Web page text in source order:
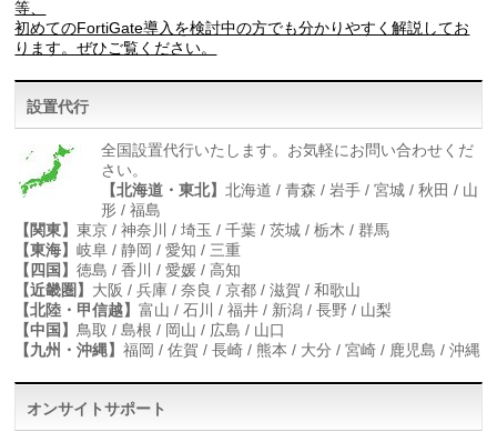
等、
初めてのFortiGate導入を検討中の方でも分かりやすく解説してお
ります。ぜひご覧ください。
設置代行
全国設置代行いたします。お気軽にお問い合わせくだ
さい。
【北海道・東北】北海道 / 青森 / 岩手 / 宮城 / 秋田 / 山
形 / 福島
【関東】東京 / 神奈川 / 埼玉 / 千葉 / 茨城 / 栃木 / 群馬
【東海】岐阜 / 静岡 / 愛知 / 三重
【四国】徳島 / 香川 / 愛媛 / 高知
【近畿圏】 大阪 / 兵庫 / 奈良 / 京都 / 滋賀 / 和歌山
【北陸・甲信越】富山 / 石川 / 福井 / 新潟 / 長野 / 山梨
【中国】鳥取 / 島根 / 岡山 / 広島 / 山口
【九州・沖縄】福岡 / 佐賀 / 長崎 / 熊本 / 大分 / 宮崎 / 鹿児島 / 沖縄
オンサイトサポート